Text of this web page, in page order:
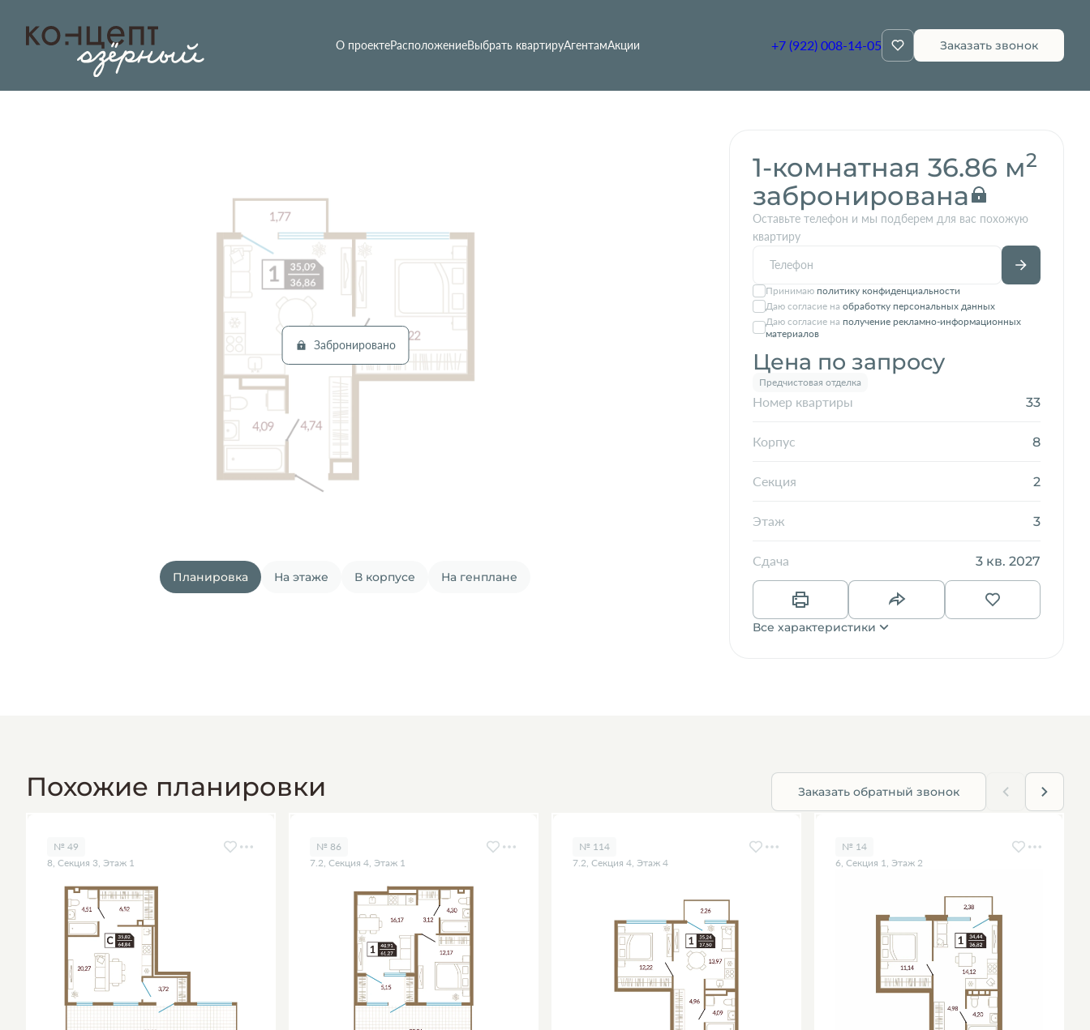
О проектеРасположениеВыбрать квартируАгентамАкции +7 (922) 008-14-05 Заказать звонок
1-комнатная36.86 м2 Квартира забронирована
Забронировано
Планировка На этаже В корпусе На генплане
1-комнатная 36.86 м2
забронирована
Оставьте телефон и мы подберем для вас похожую
квартиру
Принимаю политику конфиденциальности
Даю согласие на обработку персональных данных
Даю согласие на получение рекламно-информационных
материалов
Цена по запросу
Предчистовая отделка
Номер квартиры 33
Корпус 8
Секция 2
Этаж 3
Сдача 3 кв. 2027
Все характеристики
Похожие планировки Заказать обратный звонок
№ 49
8, Секция 3, Этаж 1
№ 86
7.2, Секция 4, Этаж 1
№ 114
7.2, Секция 4, Этаж 4
№ 14
6, Секция 1, Этаж 2